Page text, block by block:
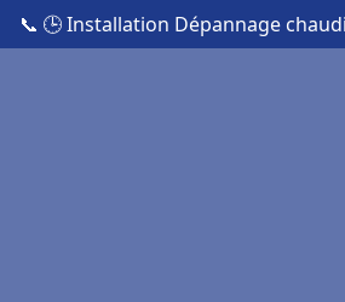
📞 🕒 Installation Dépannage